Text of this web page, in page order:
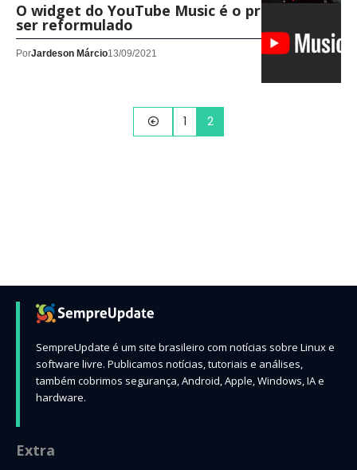
O widget do YouTube Music é o próximo a
ser reformulado
PorJardeson Márcio13/09/2021
1 2
SempreUpdate é um site brasileiro com notícias sobre Linux e
software livre. Publicamos notícias, tutoriais e análises,
também cobrimos segurança, Android, Apple, Windows, IA e
hardware.
Extra